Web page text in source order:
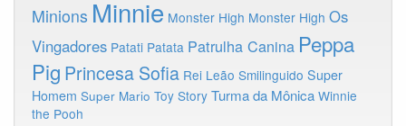
Minions Minnie Monster High Monster High Os
Vingadores Patati Patata Patrulha Canina Peppa
Pig Princesa Sofia Rei Leão Smilinguido Super
Homem Super Mario Toy Story Turma da Mônica Winnie
the Pooh